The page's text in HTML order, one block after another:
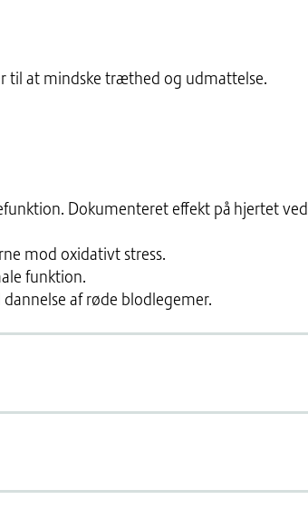
til at mindske træthed og udmattelse.
Dokumenteret effekt på hjertet ved
mod oxidativt stress.
funktion.
af røde blodlegemer.